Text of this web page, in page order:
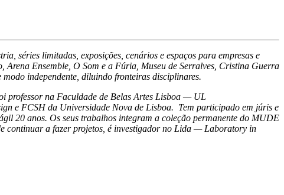
séries limitadas, exposições, cenários e espaços para empresas e
Ensemble, O Som e a Fúria, Museu de Serralves, Cristina Guerra
independente, diluindo fronteiras disciplinares.
professor na Faculdade de Belas Artes Lisboa — UL
e FCSH da Universidade Nova de Lisboa. Tem participado em júris e
20 anos. Os seus trabalhos integram a coleção permanente do MUDE
continuar a fazer projetos, é investigador no Lida —Laboratory in